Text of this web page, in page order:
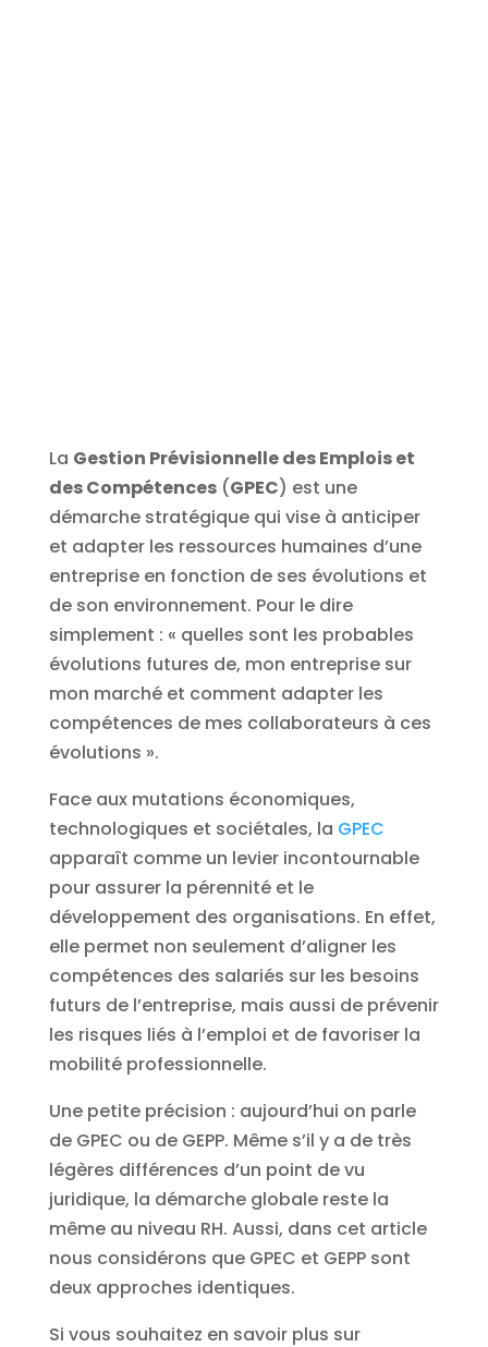
La Gestion Prévisionnelle des Emplois et
des Compétences(GPEC) est une
démarche stratégique qui vise à anticiper
et adapter les ressources humaines d’une
entreprise en fonction de ses évolutions et
de son environnement. Pour le dire
simplement : « quelles sont les probables
évolutions futures de, mon entreprise sur
mon marché et comment adapter les
compétences de mes collaborateurs à ces
évolutions ».
Face aux mutations économiques,
technologiques et sociétales, la GPEC
apparaît comme un levier incontournable
pour assurer la pérennité et le
développement des organisations. En effet,
elle permet non seulement d’aligner les
compétences des salariés sur les besoins
futurs de l’entreprise, mais aussi de prévenir
les risques liés à l’emploi et de favoriser la
mobilité professionnelle.
Une petite précision : aujourd’hui on parle
de GPEC ou de GEPP. Même s’il y a de très
légères différences d’un point de vu
juridique, la démarche globale reste la
même au niveau RH. Aussi, dans cet article
nous considérons que GPEC et GEPP sont
deux approches identiques.
Si vous souhaitez en savoir plus sur